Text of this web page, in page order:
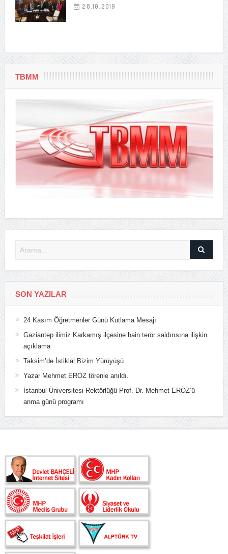
28.10.2019
TBMM
SON YAZILAR
24 Kasım Öğretmenler Günü Kutlama Mesajı
Gaziantep ilimiz Karkamış ilçesine hain terör saldırısına ilişkin
açıklama
Taksim’de İstiklal Bizim Yürüyüşü
Yazar Mehmet ERÖZ törenle anıldı.
İstanbul Üniversitesi Rektörlüğü Prof. Dr. Mehmet ERÖZ’ü
anma günü programı